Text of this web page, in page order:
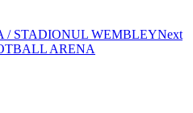
/ STADIONUL WEMBLEYNext
ARENA